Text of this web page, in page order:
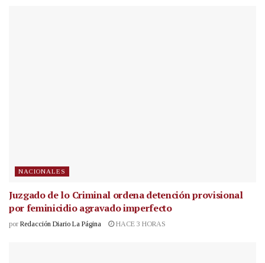
NACIONALES
Juzgado de lo Criminal ordena detención provisional
por feminicidio agravado imperfecto
por Redacción Diario La Página HACE 3 HORAS